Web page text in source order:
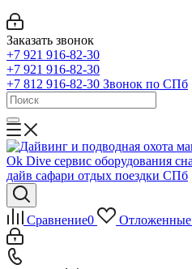
Заказать звонок
+7 921 916-82-30
+7 921 916-82-30
+7 812 916-82-30 Звонок по СПб
Сравнение0 Отложенные